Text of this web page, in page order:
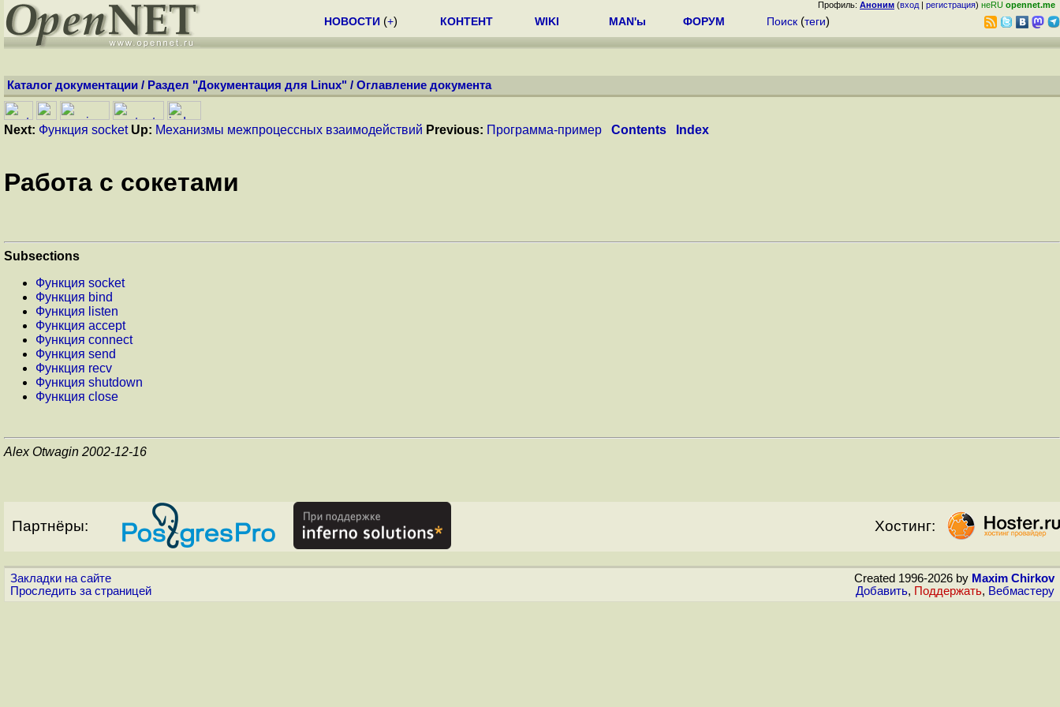
Профиль: Аноним (вход | регистрация) неRU opennet.me
НОВОСТИ (+) КОНТЕНТ WIKI MAN'ы ФОРУМ Поиск (теги)
Каталог документации / Раздел "Документация для Linux" / Оглавление документа
Next: Функция socket Up: Механизмы межпроцессных взаимодействий Previous: Программа-пример Contents Index
Работа с сокетами
Subsections
Функция socket
Функция bind
Функция listen
Функция accept
Функция connect
Функция send
Функция recv
Функция shutdown
Функция close
Alex Otwagin 2002-12-16
Партнёры: Хостинг:
Закладки на сайте
Проследить за страницей
Created 1996-2026 by Maxim Chirkov
Добавить, Поддержать, Вебмастеру